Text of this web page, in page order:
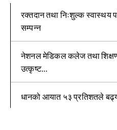
रक्तदान तथा निःशुल्क स्वास्थय
सम्पन्न
नेशनल मेडिकल कलेज तथा
उत्कृष्ट...
धानको आयात ५३ प्रतिशतले